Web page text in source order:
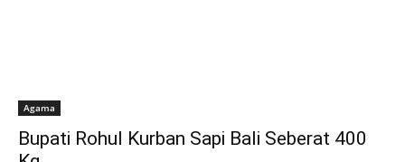
Agama
Bupati Rohul Kurban Sapi Bali Seberat 400